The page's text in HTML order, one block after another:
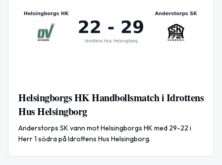
Helsingborgs HK Handbollsmatch i Idrottens
Hus Helsingborg
Anderstorps SK vann mot Helsingborgs HK med 29-22 i
Herr 1 södra på Idrottens Hus Helsingborg.